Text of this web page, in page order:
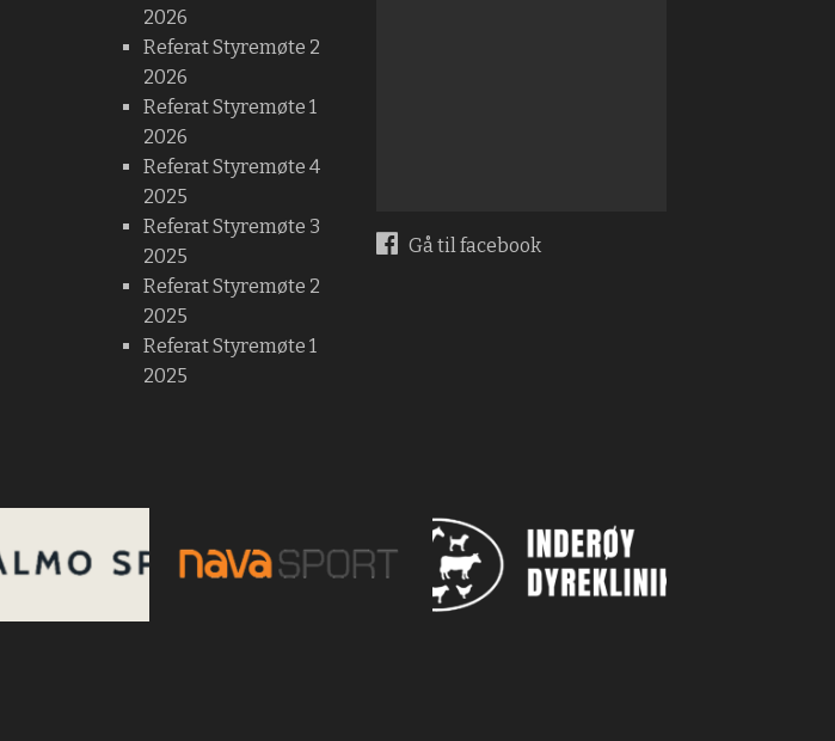
2026
Referat Styremøte 2
2026
Referat Styremøte 1
2026
Referat Styremøte 4
2025
Referat Styremøte 3
2025
Referat Styremøte 2
2025
Referat Styremøte 1
2025
Gå til facebook